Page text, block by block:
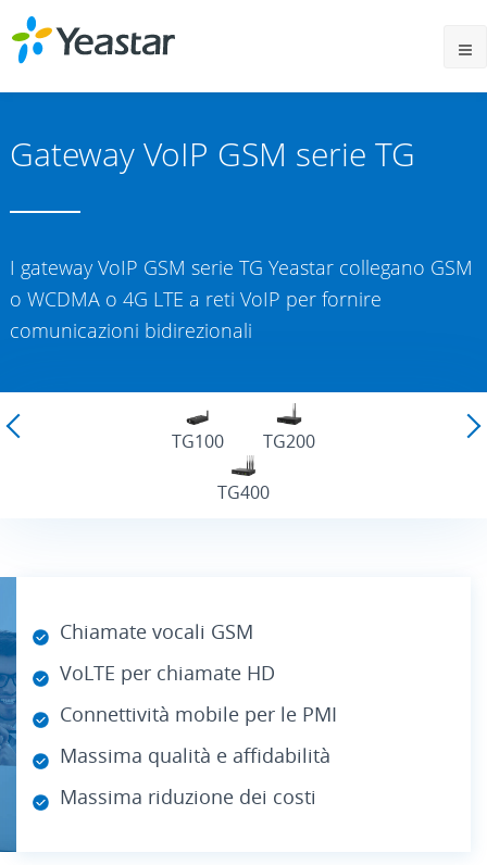
Gateway VoIP GSM serie TG
I gateway VoIP GSM serie TG Yeastar collegano GSM
o WCDMA o 4G LTE a reti VoIP per fornire
comunicazioni bidirezionali
TG800 TG1600
Chiamate vocali GSM
VoLTE per chiamate HD
Connettività mobile per le PMI
Massima qualità e affidabilità
Massima riduzione dei costi